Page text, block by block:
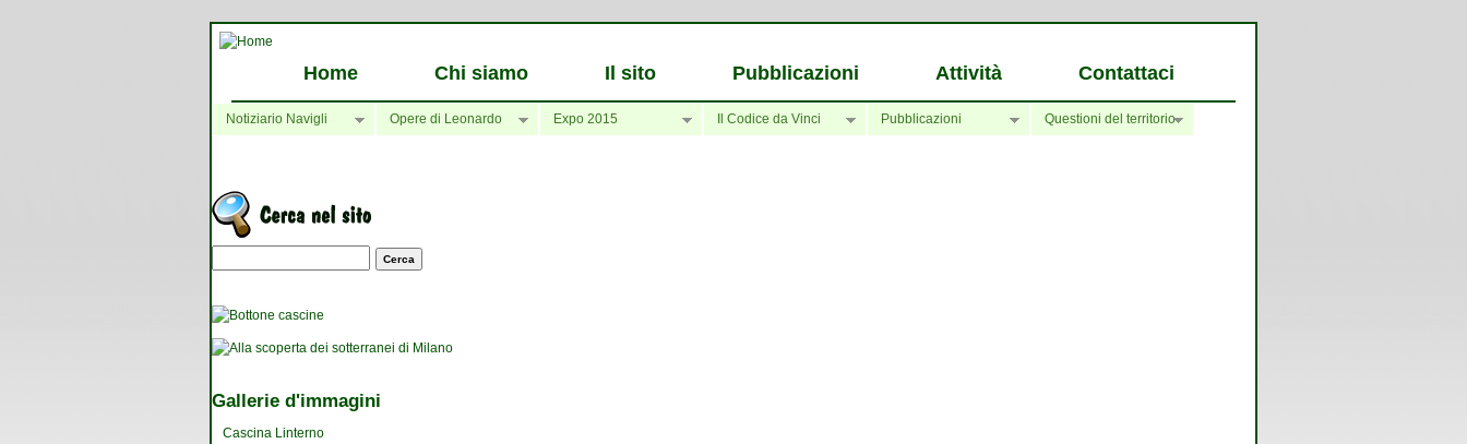
Home Chi siamo Il sito Pubblicazioni Attività Contattaci
Notiziario Navigli Opere di Leonardo Expo 2015 Il Codice da Vinci Pubblicazioni Questioni del territorio
Maschera di ricerca
Gallerie d'immagini
Cascina Linterno